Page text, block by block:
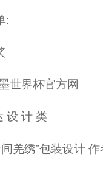
:
世界杯官方网
设 计 类
间羌绣”包装设计